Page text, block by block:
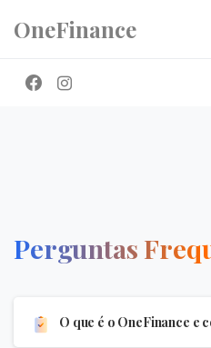
OneFinance
Perguntas
O que é o OneFinance e